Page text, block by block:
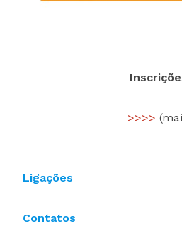
>>>>
Ligações
Contatos